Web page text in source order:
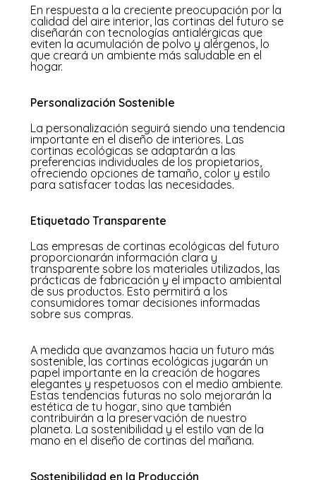
En respuesta a la creciente preocupación por la
calidad del aire interior, las cortinas del futuro se
diseñarán con tecnologías antialérgicas que
eviten la acumulación de polvo y alérgenos, lo
que creará un ambiente más saludable en el
hogar.
Personalización Sostenible
La personalización seguirá siendo una tendencia
importante en el diseño de interiores. Las
cortinas ecológicas se adaptarán a las
preferencias individuales de los propietarios,
ofreciendo opciones de tamaño, color y estilo
para satisfacer todas las necesidades.
Etiquetado Transparente
Las empresas de cortinas ecológicas del futuro
proporcionarán información clara y
transparente sobre los materiales utilizados, las
prácticas de fabricación y el impacto ambiental
de sus productos. Esto permitirá a los
consumidores tomar decisiones informadas
sobre sus compras.
A medida que avanzamos hacia un futuro más
sostenible, las cortinas ecológicas jugarán un
papel importante en la creación de hogares
elegantes y respetuosos con el medio ambiente.
Estas tendencias futuras no solo mejorarán la
estética de tu hogar, sino que también
contribuirán a la preservación de nuestro
planeta. La sostenibilidad y el estilo van de la
mano en el diseño de cortinas del mañana.
Sostenibilidad en la Producción